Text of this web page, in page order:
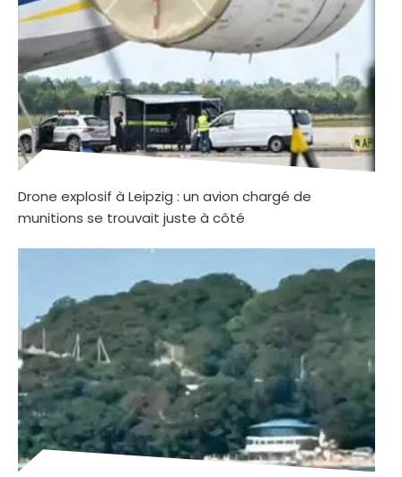
Drone explosif à Leipzig : un avion chargé de
munitions se trouvait juste à côté